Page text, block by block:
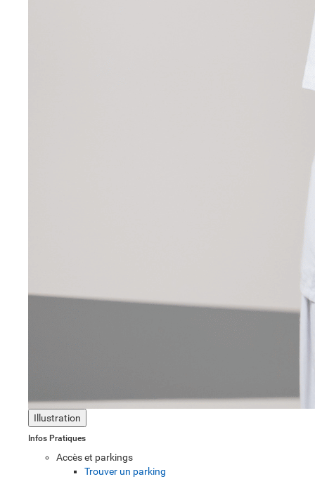
Illustration
Infos Pratiques
Accès et parkings
Trouver un parking